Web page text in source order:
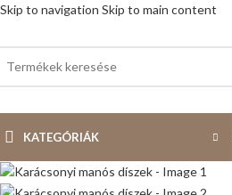
Skip to navigation Skip to main content
KATEGÓRIÁK